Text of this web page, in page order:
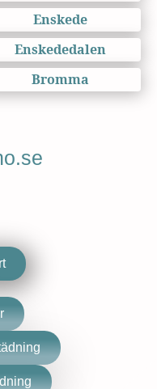
Enskede
Enskededalen
Bromma